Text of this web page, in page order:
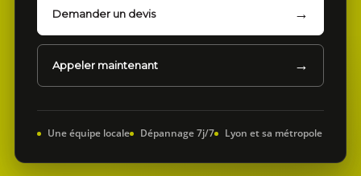
Demander un devis
Appeler maintenant
Une équipe locale Dépannage 7j/7 Lyon et sa métropole